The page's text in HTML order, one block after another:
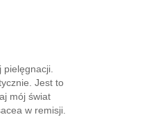
Jest to
mój świat
w remisji.